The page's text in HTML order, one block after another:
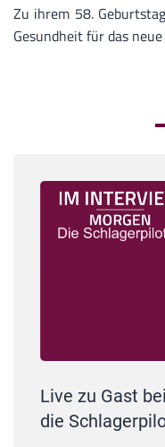
Zu ihrem 58.
Gesundheit für das
Live zu Gast
die